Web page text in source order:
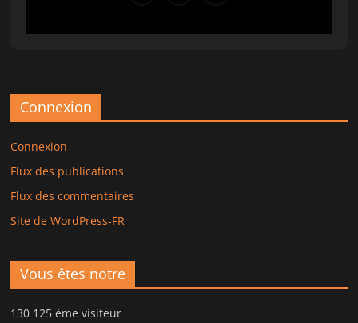
Connexion
Connexion
Flux des publications
Flux des commentaires
Site de WordPress-FR
Vous êtes notre
130 125 ème visiteur